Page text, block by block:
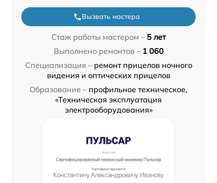
Вызвать мастера
Стаж работы мастером – 5 лет
Выполнено ремонтов – 1 060
Специализация – ремонт прицелов ночного
видения и оптических прицелов
Образование – профильное техническое,
«Техническая эксплуатация
электрооборудования»